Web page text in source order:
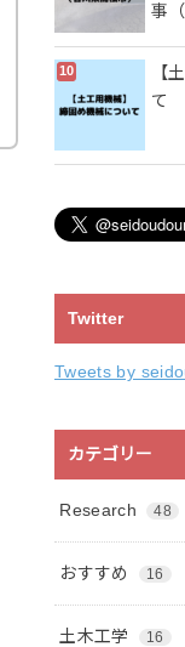
事
【
て
Twitter
Tweets by
カテゴリー
Research 48
おすすめ 16
土木工学 16